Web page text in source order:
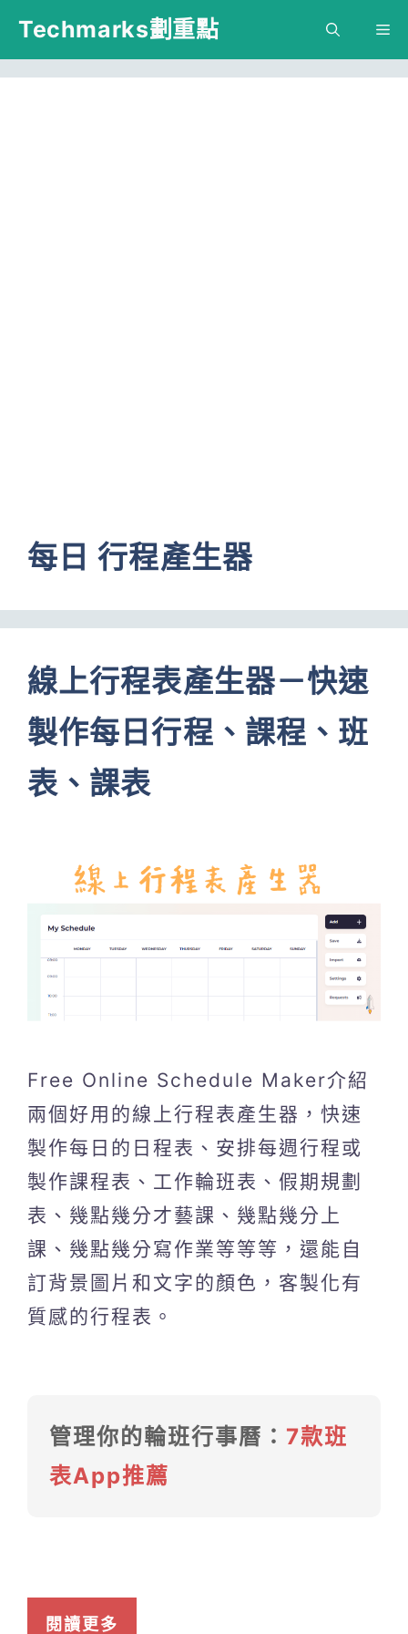
跳
主
Techmarks劃重點
每日 行程產生器
線上行程表產生器－快速
製作每日行程、課程、班
表、課表
Free Online Schedule Maker介紹
兩個好用的線上行程表產生器，快速
製作每日的日程表、安排每週行程或
製作課程表、工作輪班表、假期規劃
表、幾點幾分才藝課、幾點幾分上
課、幾點幾分寫作業等等等，還能自
訂背景圖片和文字的顏色，客製化有
質感的行程表。
管理你的輪班行事曆： 7款班
表App推薦
閱讀更多